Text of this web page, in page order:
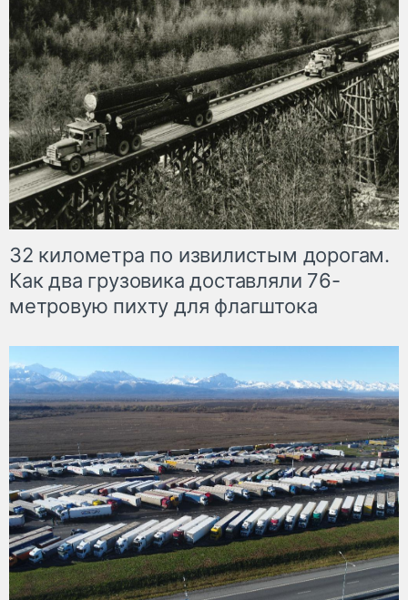
32 километра по извилистым дорогам.
Как два грузовика доставляли 76-
метровую пихту для флагштока